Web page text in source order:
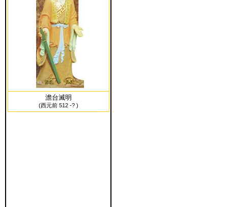
澹台滅明
(西元前 512 -? )